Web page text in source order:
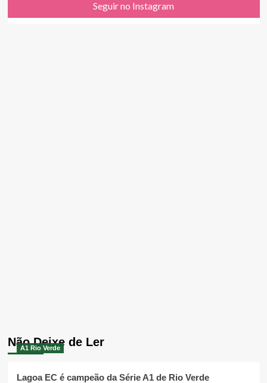
Seguir no Instagram
Não Deixe de Ler
A1 Rio Verde
Lagoa EC é campeão da Série A1 de Rio Verde